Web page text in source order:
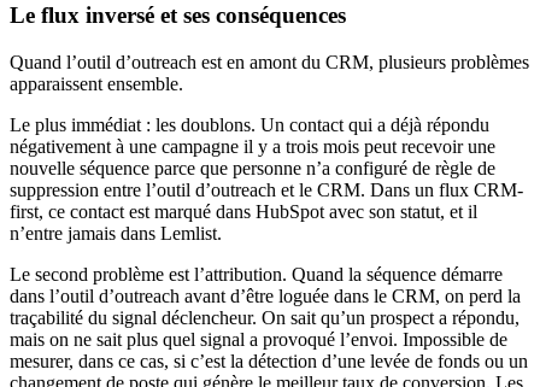
Le flux inversé et ses conséquences
Quand l’outil d’outreach est en amont du CRM, plusieurs problèmes
apparaissent ensemble.
Le plus immédiat : les doublons. Un contact qui a déjà répondu
négativement à une campagne il y a trois mois peut recevoir une
nouvelle séquence parce que personne n’a configuré de règle de
suppression entre l’outil d’outreach et le CRM. Dans un flux CRM-
first, ce contact est marqué dans HubSpot avec son statut, et il
n’entre jamais dans Lemlist.
Le second problème est l’attribution. Quand la séquence démarre
dans l’outil d’outreach avant d’être loguée dans le CRM, on perd la
traçabilité du signal déclencheur. On sait qu’un prospect a répondu,
mais on ne sait plus quel signal a provoqué l’envoi. Impossible de
mesurer, dans ce cas, si c’est la détection d’une levée de fonds ou un
changement de poste qui génère le meilleur taux de conversion. Les